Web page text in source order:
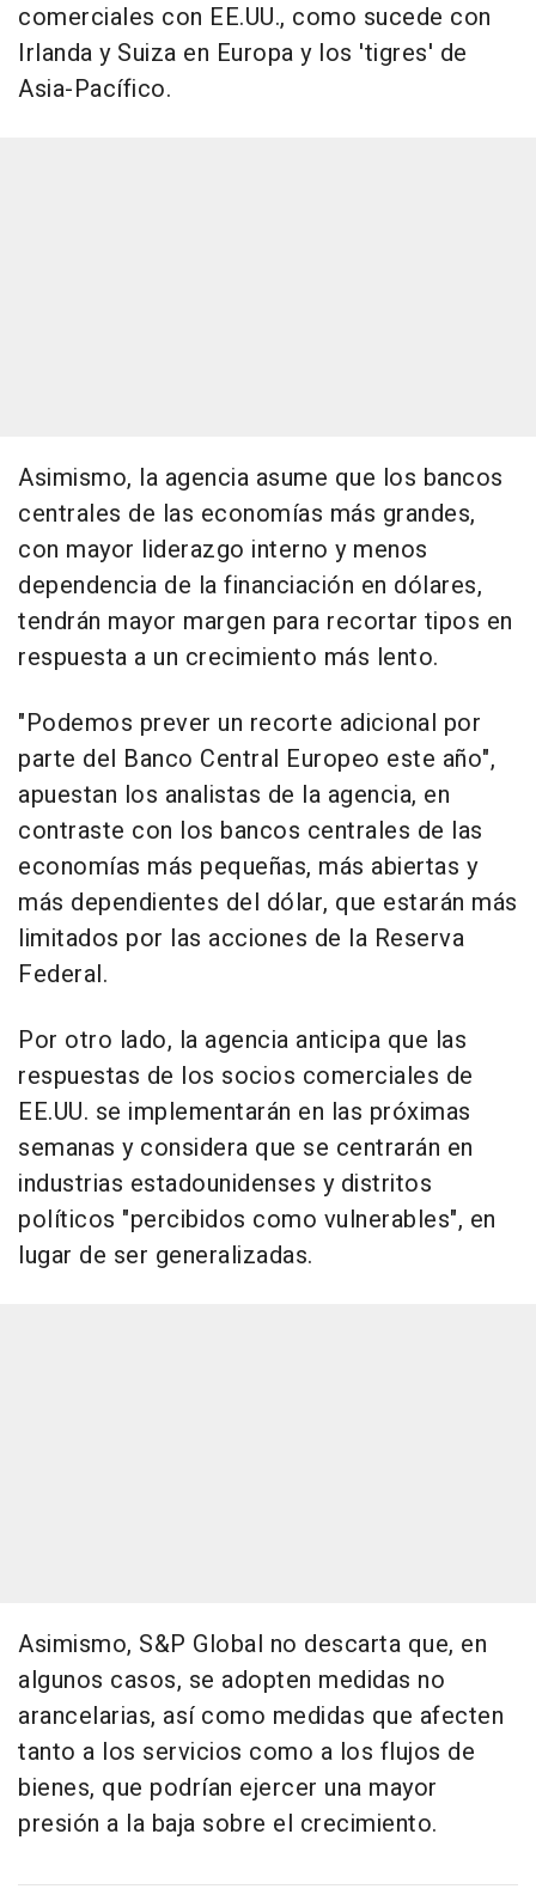
comerciales con EE.UU., como sucede con
Irlanda y Suiza en Europa y los 'tigres' de
Asia-Pacífico.
Asimismo, la agencia asume que los bancos
centrales de las economías más grandes,
con mayor liderazgo interno y menos
dependencia de la financiación en dólares,
tendrán mayor margen para recortar tipos en
respuesta a un crecimiento más lento.
"Podemos prever un recorte adicional por
parte del Banco Central Europeo este año",
apuestan los analistas de la agencia, en
contraste con los bancos centrales de las
economías más pequeñas, más abiertas y
más dependientes del dólar, que estarán más
limitados por las acciones de la Reserva
Federal.
Por otro lado, la agencia anticipa que las
respuestas de los socios comerciales de
EE.UU. se implementarán en las próximas
semanas y considera que se centrarán en
industrias estadounidenses y distritos
políticos "percibidos como vulnerables", en
lugar de ser generalizadas.
Asimismo, S&P Global no descarta que, en
algunos casos, se adopten medidas no
arancelarias, así como medidas que afecten
tanto a los servicios como a los flujos de
bienes, que podrían ejercer una mayor
presión a la baja sobre el crecimiento.